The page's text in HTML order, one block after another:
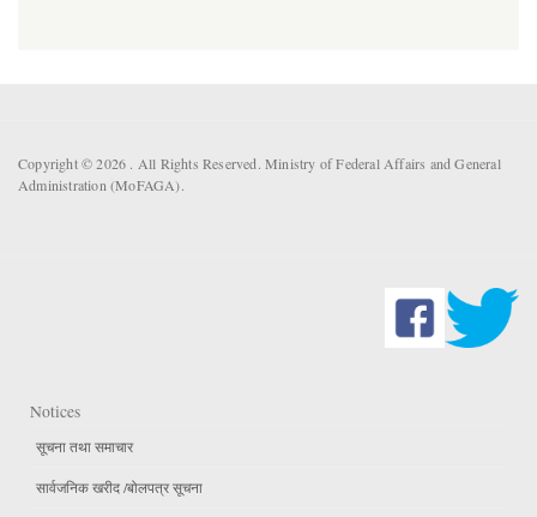
Copyright © 2026 . All Rights Reserved. Ministry of Federal Affairs and General
Administration (MoFAGA).
Notices
सूचना तथा समाचार
सार्वजनिक खरीद /बोलपत्र सूचना